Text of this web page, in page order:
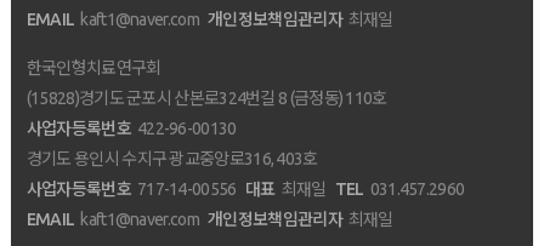
EMAIL kaft1@naver.com 개인정보책임관리자 최재일
한국인형치료연구회
(15828)경기도 군포시 산본로324번길 8 (금정동) 110호
사업자등록번호 422-96-00130
경기도 용인시 수지구 광교중앙로316, 403호
사업자등록번호 717-14-00556 대표 최재일 TEL 031.457.2960
EMAIL kaft1@naver.com 개인정보책임관리자 최재일